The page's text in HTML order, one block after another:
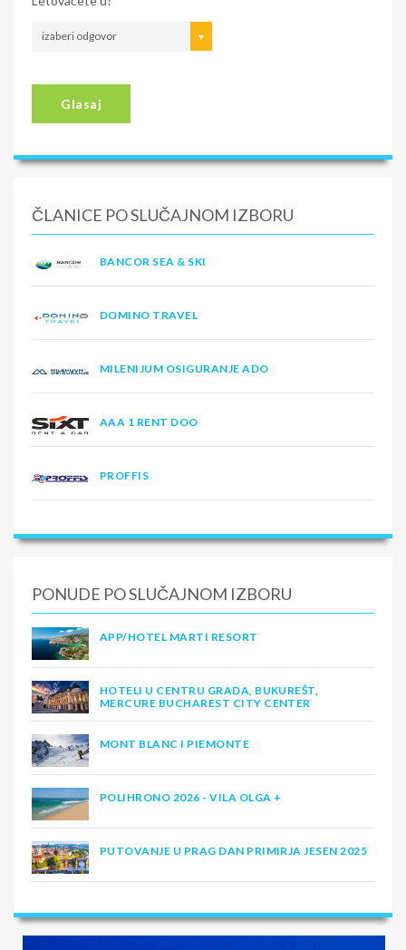
izaberi odgovor
Glasaj
ČLANICE PO SLUČAJNOM IZBORU
BANCOR SEA & SKI
DOMINO TRAVEL
MILENIJUM OSIGURANJE ADO
AAA 1 RENT DOO
PROFFIS
PONUDE PO SLUČAJNOM IZBORU
APP/HOTEL MARTI RESORT
HOTELI U CENTRU GRADA, BUKUREŠT,
MERCURE BUCHAREST CITY CENTER
MONT BLANC I PIEMONTE
POLIHRONO 2026 - VILA OLGA +
PUTOVANJE U PRAG DAN PRIMIRJA JESEN 2025